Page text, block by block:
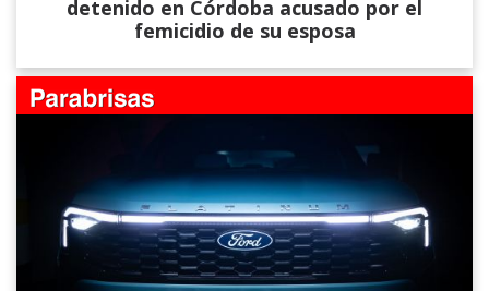
detenido en Córdoba acusado por el
femicidio de su esposa